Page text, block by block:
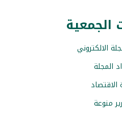
الجمعية
الالكتروني
المجلة
الاقتصاد
منوعة